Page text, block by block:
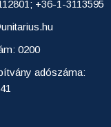
+36-1-3113595
0200
adószáma: